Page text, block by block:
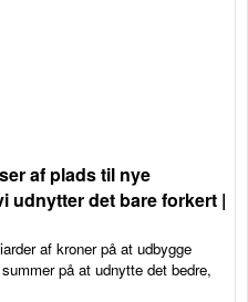
af plads til nye
udnytter det bare forkert |
af kroner på at udbygge
på at udnytte det bedre,